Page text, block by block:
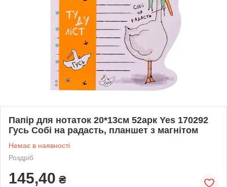
Папір для нотаток 20*13см 52арк Yes 170292
Гусь Собі на радасть, планшет з магнітом
Немає в наявності
Роздріб
145,40 ₴